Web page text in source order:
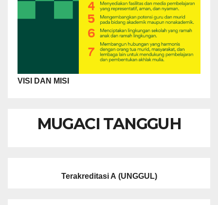
VISI DAN MISI
MUGACI TANGGUH
Terakreditasi A (UNGGUL)